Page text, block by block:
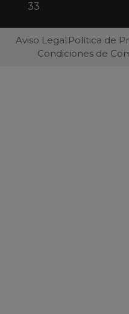
33
Aviso Legal Política de
Condiciones de